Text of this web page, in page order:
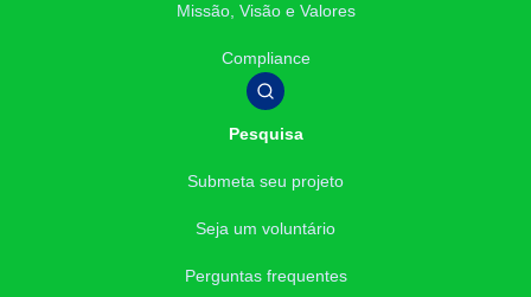
Missão, Visão e Valores
Compliance
Pesquisa
Submeta seu projeto
Seja um voluntário
Perguntas frequentes